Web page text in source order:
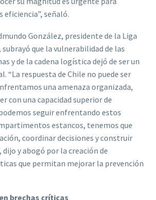
eficiencia”, señaló.
González, presidente de la Liga
que la vulnerabilidad de las
y de la cadena logística dejó de ser un
“La respuesta de Chile no puede ser
una amenaza organizada,
con una capacidad superior de
seguir enfrentando estos
estancos, tenemos que
coordinar decisiones y construir
y abogó por la creación de
que permitan mejorar la prevención
brechas críticas